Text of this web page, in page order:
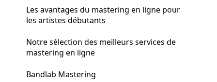
Les avantages du mastering en ligne pour
les artistes débutants
Notre sélection des meilleurs services de
mastering en ligne
Bandlab Mastering